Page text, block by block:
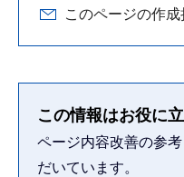
このページの作
この情報はお役に
ページ内容改善の参
だいています。